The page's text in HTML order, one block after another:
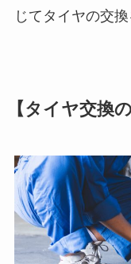
じてタイヤの交換
【タイヤ交換